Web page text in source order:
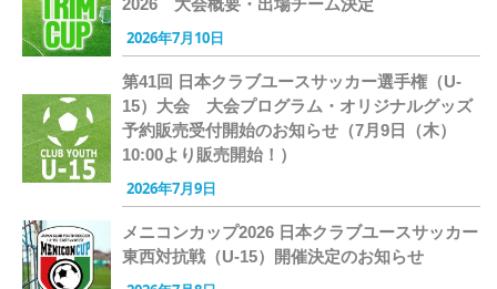
2026 大会概要・出場チーム決定
2026年7月10日
第41回 日本クラブユースサッカー選手権（U-
15）大会 大会プログラム・オリジナルグッズ
予約販売受付開始のお知らせ（7月9日（木）
10:00より販売開始！）
2026年7月9日
メニコンカップ2026 日本クラブユースサッカー
東西対抗戦（U-15）開催決定のお知らせ